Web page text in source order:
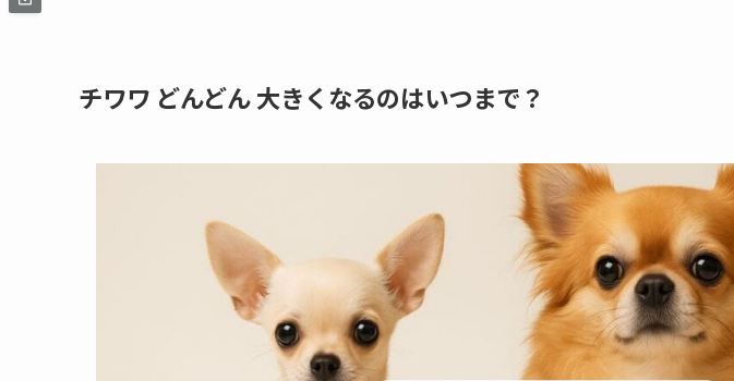
チワワ どんどん 大きくなるのはいつまで？